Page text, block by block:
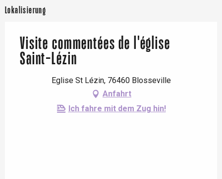
Lokalisierung
Visite commentées de l'église
Saint-Lézin
Eglise St Lézin, 76460 Blosseville
Anfahrt
Ich fahre mit dem Zug hin!